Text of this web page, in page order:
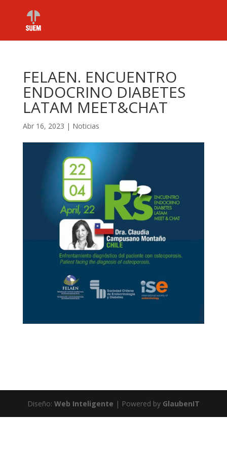
FELAEN. ENCUENTRO
ENDOCRINO DIABETES
LATAM MEET&CHAT
Abr 16, 2023 | Noticias
Diseño: Web Inteligente | Powered by GlaubenIT